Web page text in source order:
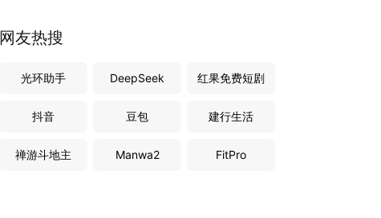
网友热搜
光环助手 DeepSeek 红果免费短剧
抖音 豆包 建行生活
禅游斗地主 Manwa2 FitPro